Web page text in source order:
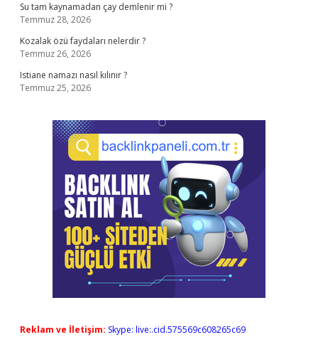
Su tam kaynamadan çay demlenir mi ?
Temmuz 28, 2026
Kozalak özü faydaları nelerdir ?
Temmuz 26, 2026
Istiane namazı nasıl kılınır ?
Temmuz 25, 2026
Reklam ve İletişim: Skype: live:.cid.575569c608265c69